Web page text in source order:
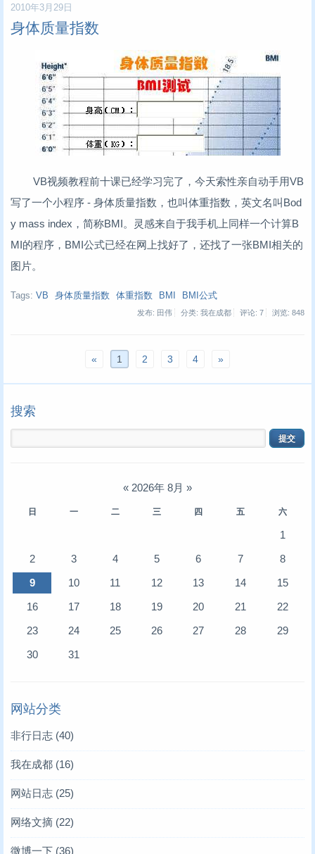
2010年3月29日
身体质量指数
VB视频教程前十课已经学习完了，今天索性亲自动手用VB
写了一个小程序 - 身体质量指数，也叫体重指数，英文名叫Bod
y mass index，简称BMI。灵感来自于我手机上同样一个计算B
MI的程序，BMI公式已经在网上找好了，还找了一张BMI相关的
图片。
Tags: VB 身体质量指数 体重指数 BMI BMI公式
发布: 田伟 分类: 我在成都 评论: 7 浏览: 848
« 1 2 3 4 »
搜索
« 2026年 8月 »
日 一 二 三 四 五 六
1
2
3 4 5 6 7
8
9
10 11 12 13 14
15
16
17 18 19 20 21
22
23
24 25 26 27 28
29
30
31
网站分类
非行日志 (40)
我在成都 (16)
网站日志 (25)
网络文摘 (22)
微博一下 (36)